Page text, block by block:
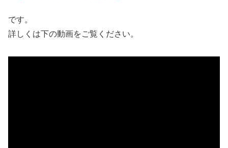
です。
詳しくは下の動画をご覧ください。